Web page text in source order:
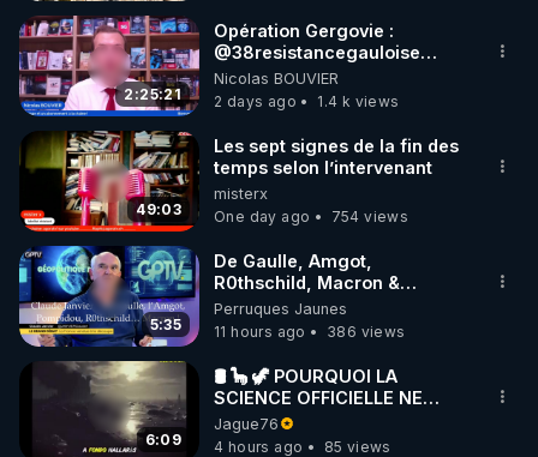
Les armes bio-nano-électromagnétiques - Les
https://crowdbunker.com/v/scE1Yqqc
2:25:21
Opération Gergovie :
‪@38resistancegauloise‬
‪@MarionSigautOfficiel‬
‪@gladysriifard5710‬ Laëtitia
Nicolas BOUVIER
2 days ago
1.4 k views
49:03
Les sept signes de la fin des
temps selon l’intervenant
misterx
One day ago
754 views
5:35
De Gaulle, Amgot,
R0thschild, Macron &
Pompidou… Macron Claude
Janvier, GPTV, 18 X 2024
Perruques Jaunes
11 hours ago
386 views
6:09
🛢 🦕 🦖 POURQUOI LA
SCIENCE OFFICIELLE NE
CONNAÎT-ELLE PAS LA VRAIE
ORIGINE DU PÉTROLE ?
Jague76
4 hours ago
85 views